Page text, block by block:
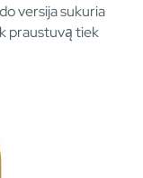
versija sukuria
praustuvą tiek